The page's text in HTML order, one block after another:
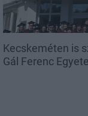
Kecskeméten is
Gál Ferenc